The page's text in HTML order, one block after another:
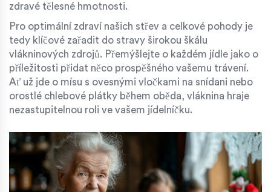
zdravé tělesné hmotnosti.
Pro optimální zdraví našich střev a celkové pohody je
tedy klíčové zařadit do stravy širokou škálu
vlákninových zdrojů. Přemýšlejte o každém jídle jako o
příležitosti přidat něco prospěšného vašemu trávení.
Ať už jde o mísu s ovesnými vločkami na snídani nebo
orostlé chlebové plátky během oběda, vláknina hraje
nezastupitelnou roli ve vašem jídelníčku.